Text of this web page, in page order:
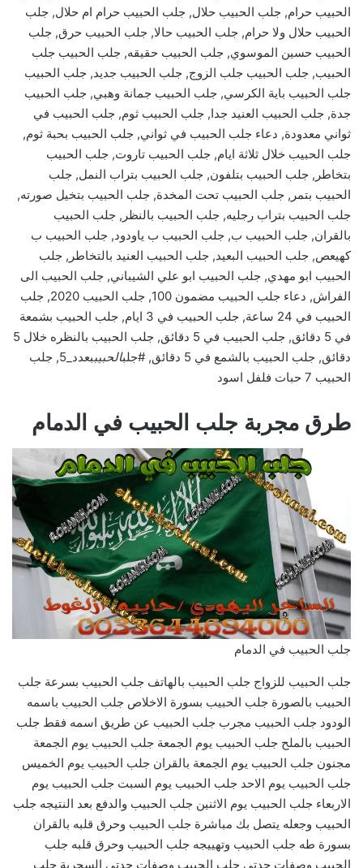
الحبيب حرام, جلب الحبيب حلال, جلب الحبيب حرام ام حلال, جلب
الحبيب حلال ولا حرام, جلب الحبيب حالا, جلب الحبيب حرق, جلب
الحبيب حسين الموسوي, جلب الحبيب حقيقه, جلب الحبيب جلب
الحبيب, جلب الحبيب جلب الزوج, جلب الحبيب جديد, جلب الحبيب
جلب الحبيب باية الكرسي, جلب الحبيب جمانة وهبي, جلب الحبيب
جدة, جلب الحبيب العنيد جدا, جلب الحبيب ثوم, جلب الحبيب في
ثواني معدودة, دعاء جلب الحبيب في ثواني, جلب الحبيب بحبة ثوم,
جلب الحبيب خلال ثلاثة ايام, جلب الحبيب تاروت, جلب الحبيب
بتخاطر, جلب الحبيب بتلفون, جلب الحبيب بتراب النمل, جلب
الحبيب بتمر, جلب الحبيب تحت المخدة, جلب الحبيب بتخيل صورته,
جلب الحبيب بتراب رجليه, جلب الحبيب بالنظر, جلب الحبيب
بالقران, جلب الحبيب ب, جلب الحبيب ب ياودود, جلب الحبيب ب
كهيعص, جلب الحبيب البعيد, جلب الحبيب العنيد بالتخاطر, جلب
الحبيب ابو مهدي, جلب الحبيب ابو علي الشيباني, جلب الحبيب الى
الفراش, دعاء جلب الحبيب مضمون 100, جلب الحبيب 2020, جلب
الحبيب في 24 ساعة, جلب الحبيب في 3 ايام, جلب الحبيب بشمعة
في 5 دقائق, جلب الحبيب في 5 دقائق, جلب الحبيب بالنظره خلال 5
دقائق, جلب الحبيب بالشمع في 5 دقائق, #جلب
الحبيب
بعدد_5, جلب
الحبيب 7 حبات فلفل اسود
طرق مجربة جلب الحبيب في الدمام
جلب الحبيب في الدمام
جلب الحبيب للزواج جلب الحبيب بالهاتف جلب الحبيب بسرعة جلب
الحبيب بالصورة جلب الحبيب بسورة الاخلاص جلب الحبيب باسمه
الودود جلب الحبيب مجرب جلب الحبيب عن طريق اسمه فقط جلب
الحبيب بالملح جلب الحبيب يوم الجمعة جلب الحبيب يوم الجمعة
مجنون جلب الحبيب يوم الجمعة بالقران جلب الحبيب يوم الخميس
جلب الحبيب يوم الاحد جلب الحبيب يوم السبت جلب الحبيب يوم
الاربعاء جلب الحبيب يوم الاثنين جلب الحبيب والدفع بعد النتيجه جلب
الحبيب وجعله يتصل بك مباشرة جلب الحبيب وحرق قلبه بالقران
بسورة طه جلب الحبيب وتهييجه جلب الحبيب وحرق قلبه جلب
الحبيب وصفات جدتي جلب الحبيب وصفات جدتي السحرية جلب